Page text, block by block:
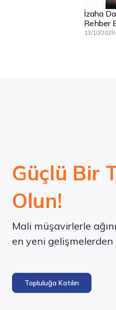
İzaha
Rehber
13/10/2025
Güçlü Bir
Olun!
Mali müşavirlerle
en yeni
Topluluğa Katılın